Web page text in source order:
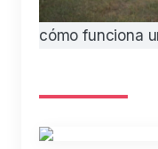
cómo funciona